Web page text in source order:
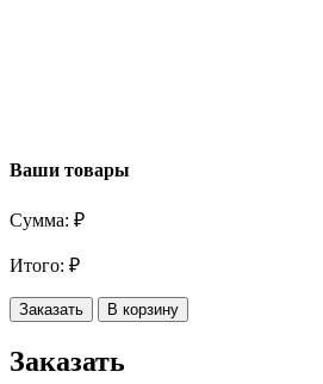
Ваши товары
Сумма: ₽
Итого: ₽
Заказать В корзину
Заказать